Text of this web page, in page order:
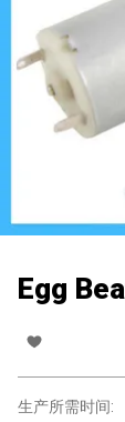
Egg
生产所需时间: